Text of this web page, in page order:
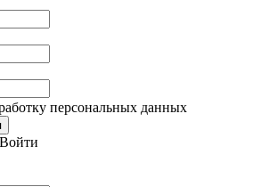
персональных данных
Войти